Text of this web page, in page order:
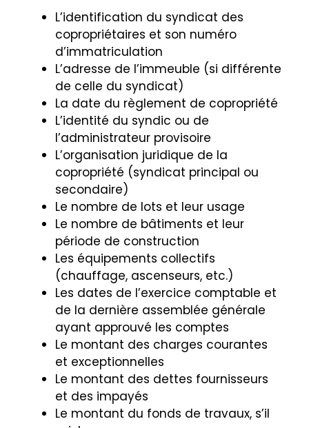
L’identification du syndicat des
copropriétaires et son numéro
d’immatriculation
L’adresse de l’immeuble (si différente
de celle du syndicat)
La date du règlement de copropriété
L’identité du syndic ou de
l’administrateur provisoire
L’organisation juridique de la
copropriété (syndicat principal ou
secondaire)
Le nombre de lots et leur usage
Le nombre de bâtiments et leur
période de construction
Les équipements collectifs
(chauffage, ascenseurs, etc.)
Les dates de l’exercice comptable et
de la dernière assemblée générale
ayant approuvé les comptes
Le montant des charges courantes
et exceptionnelles
Le montant des dettes fournisseurs
et des impayés
Le montant du fonds de travaux, s’il